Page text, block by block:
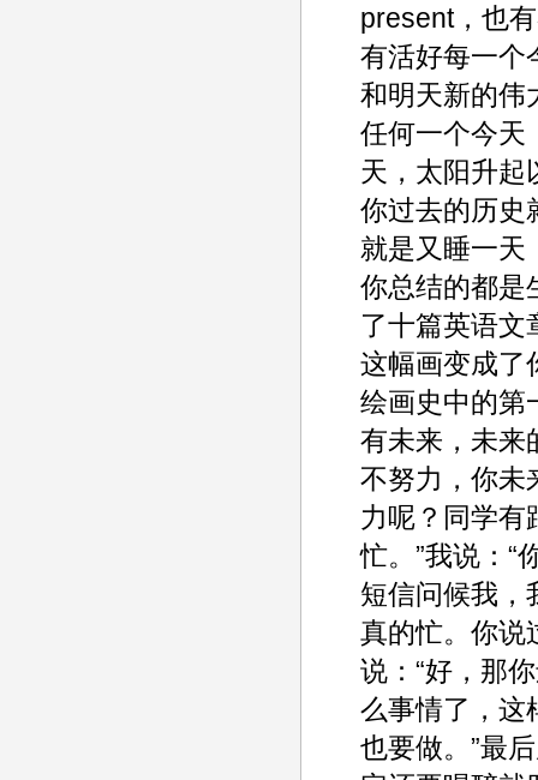
present，也
有活好每一个
和明天新的伟
任何一个今天
天，太阳升起
你过去的历史
就是又睡一天
你总结的都是
了十篇英语文
这幅画变成了
绘画史中的第
有未来，未来
不努力，你未
力呢？同学有
忙。”我说：“
短信问候我，
真的忙。你说
说：“好，那
么事情了，这
也要做。”最